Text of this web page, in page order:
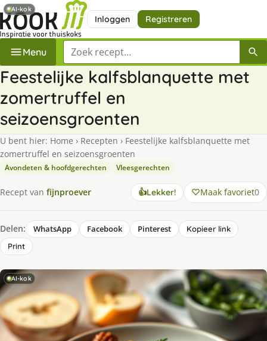
Inloggen Registreren
Menu Zoek een recept
Feestelijke kalfsblanquette met
zomertruffel en
seizoensgroenten
U bent hier: Home › Recepten › Feestelijke kalfsblanquette met
zomertruffel en seizoensgroenten
Avondeten & hoofdgerechten Vleesgerechten
Recept van fijnproever 👍Lekker! Maak favoriet0
Delen: WhatsApp Facebook Pinterest
Kopieer link
Print
AI-kok
AI-kok